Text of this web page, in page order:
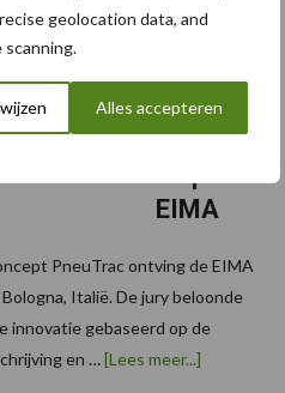
geolocation data, and
Alles accepteren
award
Mitas
PneuTra
EIMA
PneuTrac ontving de EIMA
Italië. De jury beloonde
innovatie gebaseerd op de
en …[Lees meer...]